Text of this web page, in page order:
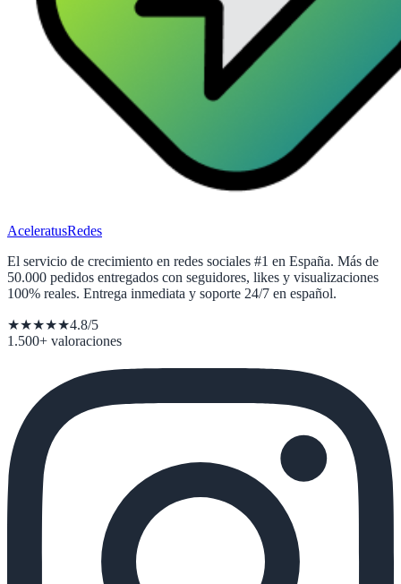
AceleratusRedes
El servicio de crecimiento en redes sociales #1 en España. Más de
50.000 pedidos entregados con seguidores, likes y visualizaciones
100% reales. Entrega inmediata y soporte 24/7 en español.
★★★★★4.8/5
1.500+ valoraciones